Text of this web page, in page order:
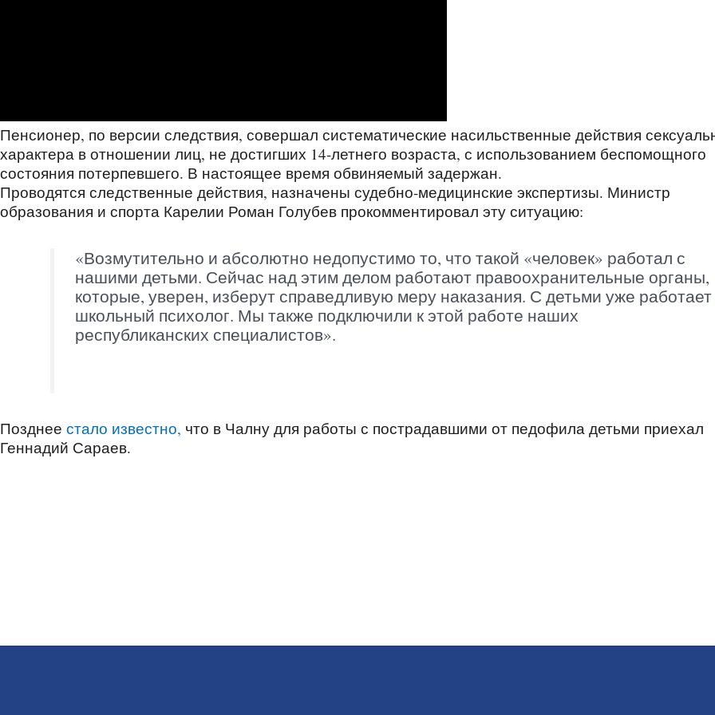
Пенсионер, по версии следствия, совершал систематические насильственные действия
характера в отношении лиц, не достигших 14-летнего возраста, с использованием беспомощного
состояния потерпевшего. В настоящее время обвиняемый задержан.
Проводятся следственные действия, назначены судебно-медицинские экспертизы. Министр
образования и спорта Карелии Роман Голубев прокомментировал эту ситуацию:
«Возмутительно и абсолютно недопустимо то, что такой «человек» работал с
нашими детьми. Сейчас над этим делом работают правоохранительные органы,
которые, уверен, изберут справедливую меру наказания. С детьми уже работает
школьный психолог. Мы также подключили к этой работе наших
республиканских специалистов».
Позднее стало известно, что в Чалну для работы с пострадавшими от педофила детьми приехал
Геннадий Сараев.